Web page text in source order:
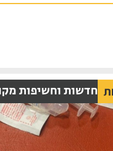
וחשיפות